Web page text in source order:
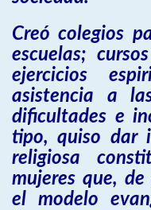
Creó colegios
escuelas;
ejercicios
asistencia a
dificultades e
tipo, quiso dar
religiosa
mujeres que,
el modelo